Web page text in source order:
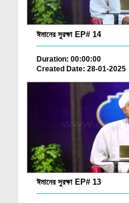
ঈমানের সুরক্ষা EP# 14
Duration: 00:00:00
Created Date: 28-01-2025
ঈমানের সুরক্ষা EP# 13